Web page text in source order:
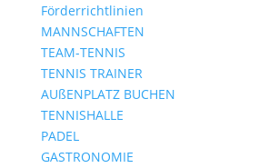
Förderrichtlinien
MANNSCHAFTEN
TEAM-TENNIS
TENNIS TRAINER
AUßENPLATZ BUCHEN
TENNISHALLE
PADEL
GASTRONOMIE